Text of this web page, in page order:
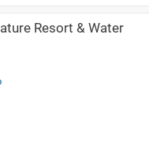
Resort & Water